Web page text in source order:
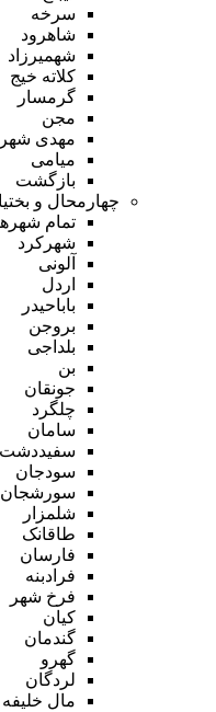
سرخه
شاهرود
شهمیرزاد
کلاته خیج
گرمسار
مجن
مهدی شهر
میامی
بازگشت
چهارمحال و
تمام
شهرکرد
آلونی
اردل
باباحیدر
بروجن
بلداجی
بن
جونقان
چلگرد
سامان
سفیددشت
سودجان
سورشجان
شلمزار
طاقانک
فارسان
فرادبنه
فرخ شهر
کیان
گندمان
گهرو
لردگان
مال خلیفه